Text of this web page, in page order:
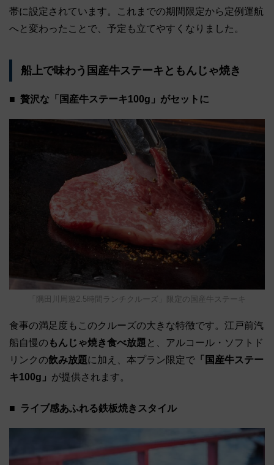
帯に設定されています。これまでの期間限定から定例運航
へと変わったことで、予定も立てやすくなりました。
船上で味わう国産牛ステーキともんじゃ焼き
贅沢な「国産牛ステーキ100g」がセットに
「隅田川周遊2.5時間ランチクルーズ」限定の国産牛ステーキ
食事の満足度もこのクルーズの大きな特徴です。江戸前汽
船自慢の もんじゃ焼き食べ放題 と、アルコール・ソフトド
リンクの飲み放題に加え、本プラン限定で 「国産牛ステー
キ100g」 が提供されます。
ライブ感あふれる鉄板焼きスタイル